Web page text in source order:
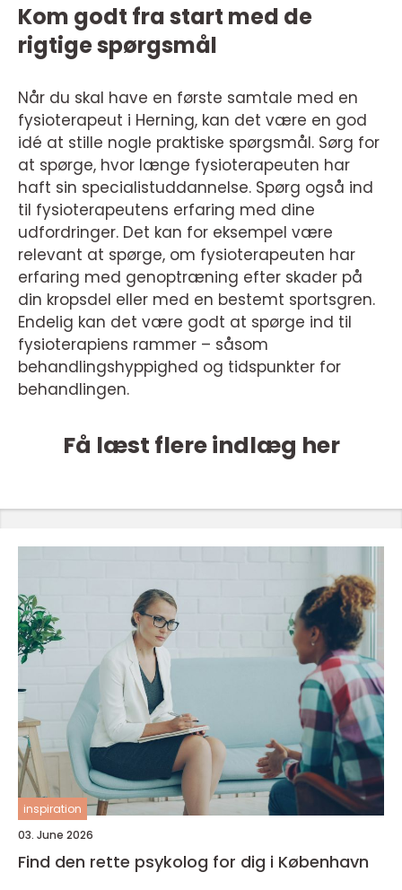
Kom godt fra start med de
rigtige spørgsmål
Når du skal have en første samtale med en
fysioterapeut i Herning, kan det være en god
idé at stille nogle praktiske spørgsmål. Sørg for
at spørge, hvor længe fysioterapeuten har
haft sin specialistuddannelse. Spørg også ind
til fysioterapeutens erfaring med dine
udfordringer. Det kan for eksempel være
relevant at spørge, om fysioterapeuten har
erfaring med genoptræning efter skader på
din kropsdel eller med en bestemt sportsgren.
Endelig kan det være godt at spørge ind til
fysioterapiens rammer – såsom
behandlingshyppighed og tidspunkter for
behandlingen.
Få læst flere indlæg her
inspiration
03. June 2026
Find den rette psykolog for dig i København